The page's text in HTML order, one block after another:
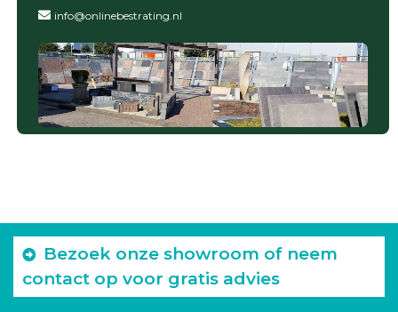
info@onlinebestrating.nl
Bezoek onze showroom of neem
contact op voor gratis advies